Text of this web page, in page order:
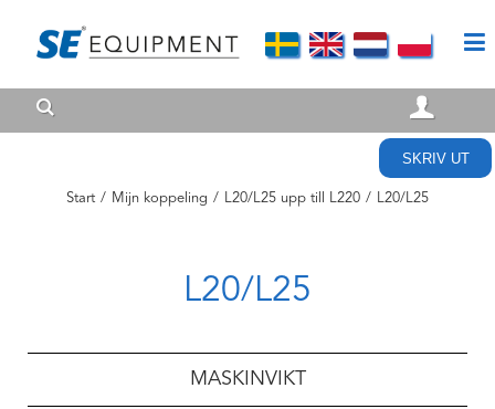
SKRIV UT
Start / Mijn koppeling / L20/L25 upp till L220 / L20/L25
L20/L25
MASKINVIKT